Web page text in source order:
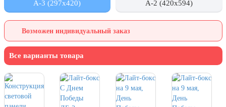
День города Москвы (первая суббота
сентября)
сентября)
воскресенье сентября)
1 октября, Международный день
пожилых людей
А-3 (297x420) А-2 (420x594)
Возможен индивидуальный заказ
Все варианты товара